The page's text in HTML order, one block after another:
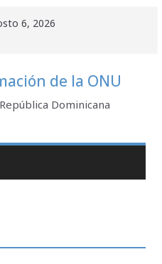
6, 2026
de la ONU
Dominicana